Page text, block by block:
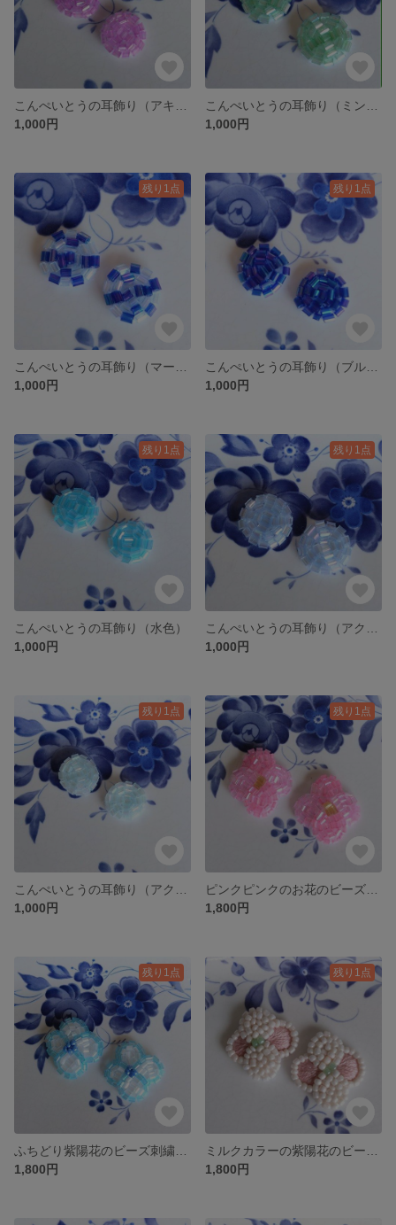
1,000円
1,000円
残り1点
1,000円
残り1点
1,000円
残り1点
こんぺいとうの耳飾り（水色）
1,000円
残り1点
1,000円
残り1点
1,000円
残り1点
1,800円
残り1点
1,800円
残り1点
1,800円